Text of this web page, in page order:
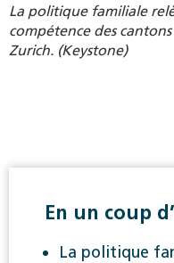
La politique familiale
compétence des
Zurich. (Keystone)
En un coup
La politique